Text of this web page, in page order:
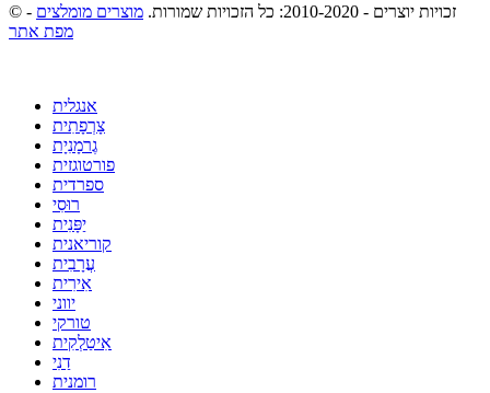
© זכויות יוצרים - 2010-2020: כל הזכויות שמורות.
מוצרים מומלצים -
מפת אתר
אנגלית
צָרְפָתִית
גֶרמָנִיָת
פורטוגזית
ספרדית
רוּסִי
יַפָּנִית
קוריאנית
עֲרָבִית
אִירִית
יווני
טורקי
אִיטַלְקִית
דַנִי
רומנית